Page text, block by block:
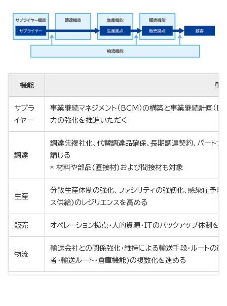
機能 重
サプラ
イヤー
事業継続マネジメント（ BCM ）の構築と事業継続計画（
力の強化を推進いただく
調達
調達先複社化、代替調達品確保、長期調達契約、パート
講じる
* 材料や部品(直接材) および間接材も対象
生産
分散生産体制の強化、ファシリティの強靭化、感染症予
ス供給) のレジリエンスを高める
販売 オペレーション拠点・人的資源・ ITのバックアップ体制を
物流
輸送会社との関係強化・維持による輸送手段・ルートの
者・輸送ルート・倉庫機能) の複数化を進める